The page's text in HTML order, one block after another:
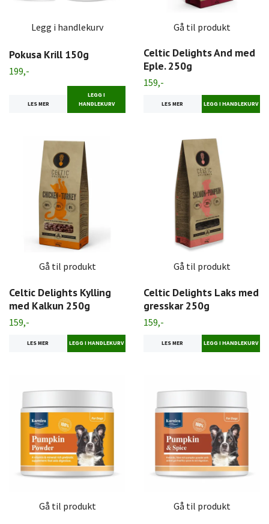
Legg i handlekurv
Pokusa Krill 150g
199,-
LES MER
LEGG I
HANDLEKURV
Gå til produkt
Celtic Delights And med
Eple. 250g
159,-
LES MER
Gå til produkt
Celtic Delights Kylling
med Kalkun 250g
159,-
LES MER
Gå til produkt
Celtic Delights Laks med
gresskar 250g
159,-
LES MER
Gå til produkt Gå til produkt